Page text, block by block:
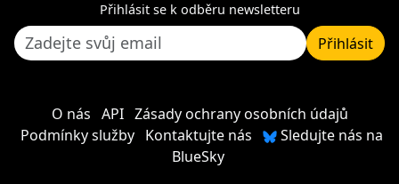
Přihlásit se k odběru newsletteru
Přihlásit
O nás API Zásady ochrany osobních údajů
Podmínky služby
Kontaktujte nás
Sledujte nás na
BlueSky